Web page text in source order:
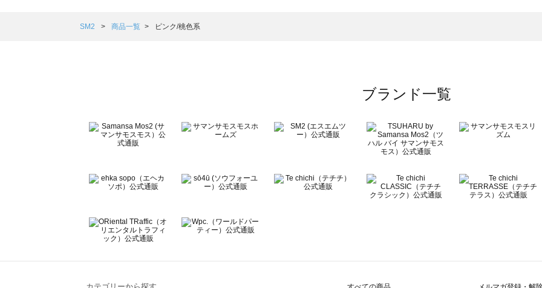
Samansa Mos2 Lagom（サマンサモスモス ラーゴム）の一覧
BETTY'S BLUE（べティーズブルー）の一覧
Wpc.（ワールドパーティー）の一覧
SM2 商品一覧 ピンク/桃色系
ブランド一覧